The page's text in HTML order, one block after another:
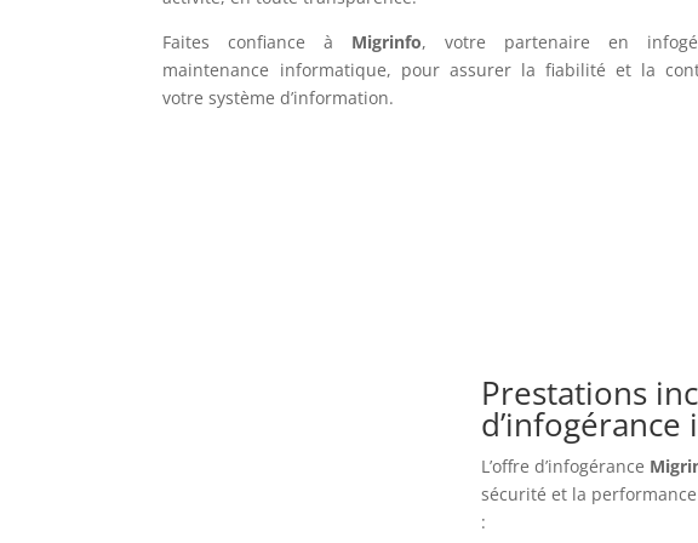
Faites confiance à Migrinfo, votre partenaire en
maintenance informatique, pour assurer la fiabilité et la
votre système d’information.
Prestations
L’offre d’infogérance
sécurité et la
: